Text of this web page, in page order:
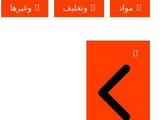
مواد وتغليف وغيرها
تصفّح
المقالات